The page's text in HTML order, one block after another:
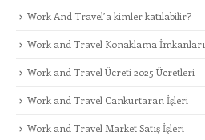
Work And Travel’a kimler katılabilir?
Work and Travel Konaklama İmkanları
Work and Travel Ücreti 2025 Ücretleri
Work and Travel Cankurtaran İşleri
Work and Travel Market Satış İşleri